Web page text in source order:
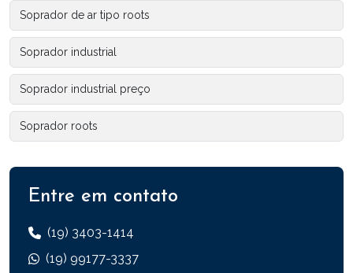
Soprador de ar tipo roots
Soprador industrial
Soprador industrial preço
Soprador roots
Entre em contato
(19) 3403-1414
(19) 99177-3337